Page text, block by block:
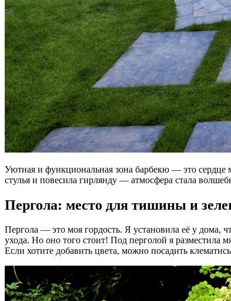
Уютная и функциональная зона барбекю — это сердце
стулья и повесила гирлянду — атмосфера стала
Пергола: место для тишины и
Пергола — это моя гордость. Я установила её у дома,
ухода. Но оно того стоит! Под перголой я
Если хотите добавить цвета, можно посадить